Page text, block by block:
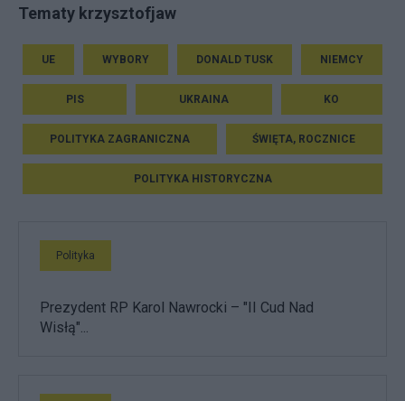
Tematy krzysztofjaw
UE WYBORY DONALD TUSK NIEMCY
PIS UKRAINA KO
POLITYKA ZAGRANICZNA ŚWIĘTA, ROCZNICE
POLITYKA HISTORYCZNA
Polityka
Prezydent RP Karol Nawrocki – "II Cud Nad
Wisłą"...